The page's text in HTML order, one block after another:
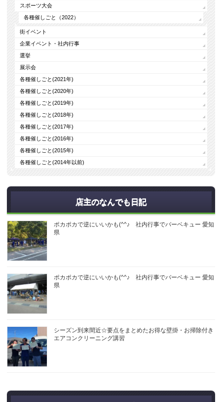
スポーツ大会
各種催しごと（2022）
街イベント
企業イベント・社内行事
選挙
展示会
各種催しごと(2021年)
各種催しごと(2020年)
各種催しごと(2019年)
各種催しごと(2018年)
各種催しごと(2017年)
各種催しごと(2016年)
各種催しごと(2015年)
各種催しごと(2014年以前)
店主のなんでも日記
ポカポカで逆にいいかも(^^♪ 社内行事でバーベキュー 愛知
県
ポカポカで逆にいいかも(^^♪ 社内行事でバーベキュー 愛知
県
シーズン到来間近☆要点をまとめたお得な壁掛・お掃除付き
エアコンクリーニング講習